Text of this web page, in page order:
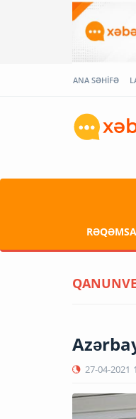
ANA SƏHİFƏ
27-04-2021